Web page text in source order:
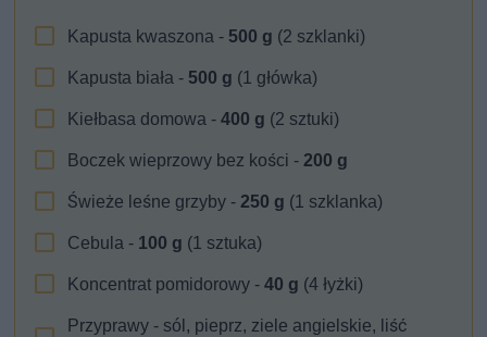
Kapusta kwaszona - 500 g (2 szklanki)
Kapusta biała - 500 g (1 główka)
Kiełbasa domowa -400 g (2 sztuki)
Boczek wieprzowy bez kości -200 g
Świeże leśne grzyby -250 g (1 szklanka)
Cebula - 100 g (1 sztuka)
Koncentrat pomidorowy -40 g (4 łyżki)
Przyprawy - sól, pieprz, ziele angielskie, liść